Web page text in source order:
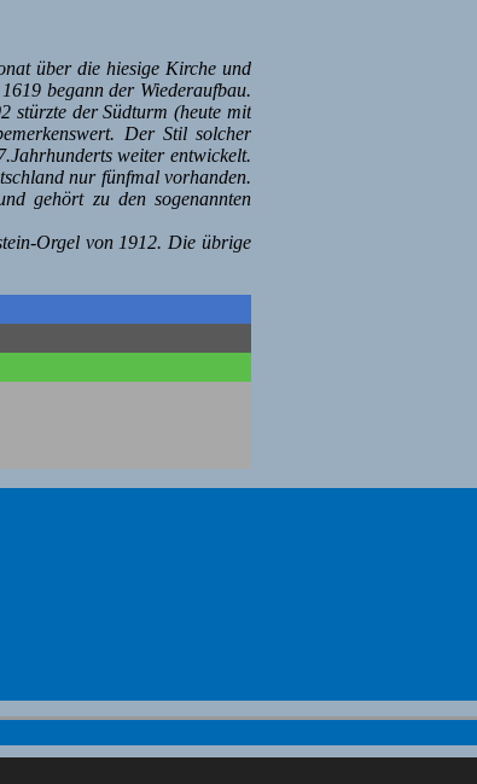
über die hiesige Kirche und
begann der Wiederaufbau.
stürzte der Südturm (heute mit
Der Stil solcher
weiter entwickelt.
nur fünfmal vorhanden.
gehört zu den sogenannten
Orgel von 1912. Die übrige